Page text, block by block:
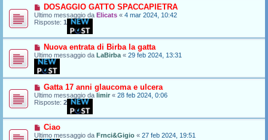
DOSAGGIO GATTO SPACCAPIETRA
Ultimo messaggio da Elicats « 4 mar 2024, 10:42
Risposte: 1
Nuova entrata di Birba la gatta
Ultimo messaggio da LaBirba « 29 feb 2024, 13:31
Gatta 17 anni glaucoma e ulcera
Ultimo messaggio da limir « 28 feb 2024, 0:06
Risposte: 2
Ciao
Ultimo messaggio da Frnci&Gigio « 27 feb 2024, 19:51